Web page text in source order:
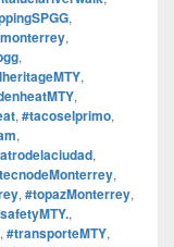
,
,
,
,
,
, #tacoselprimo,
,
,
,
, #topazMonterrey,
,
, #transporteMTY,